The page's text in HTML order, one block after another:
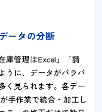
ータの分断
庫管理はExcel」「請
うに、データがバラバ
く見られます。各デー
手作業で統合・加工し